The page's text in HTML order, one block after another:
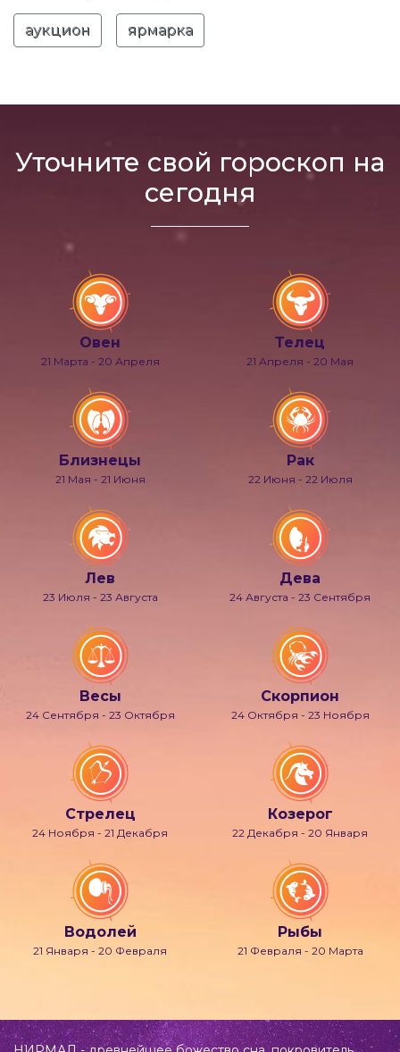
аукцион ярмарка
Уточните свой гороскоп на
сегодня
Овен
21 Марта - 20 Апреля
Телец
21 Апреля - 20 Мая
Близнецы
21 Мая - 21 Июня
Рак
22 Июня - 22 Июля
Лев
23 Июля - 23 Августа
Дева
24 Августа - 23 Сентября
Весы
24 Сентября - 23 Октября
Скорпион
24 Октября - 23 Ноября
Стрелец
24 Ноября - 21 Декабря
Козерог
22 Декабря - 20 Января
Водолей
21 Января - 20 Февраля
Рыбы
21 Февраля - 20 Марта